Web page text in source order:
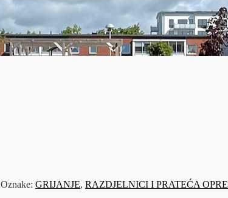
Oznake: GRIJANJE, RAZDJELNICI I PRATEĆA